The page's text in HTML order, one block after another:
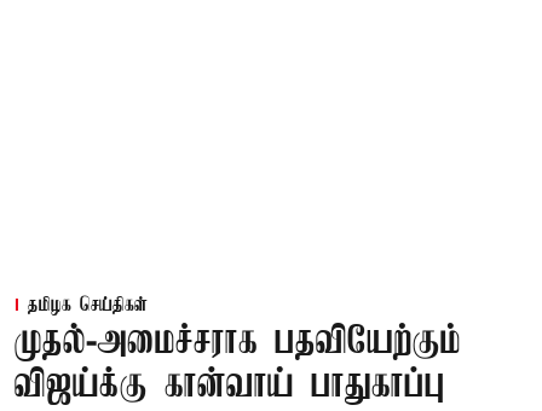
தமிழக செய்திகள்
முதல்-அமைச்சராக பதவியேற்கும்
விஜய்க்கு கான்வாய் பாதுகாப்பு